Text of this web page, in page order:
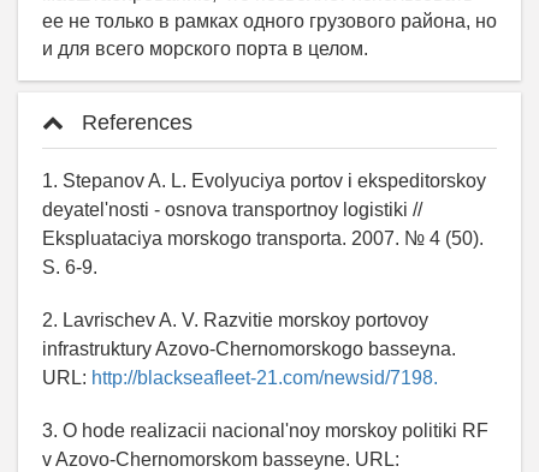
References
1. Stepanov A. L. Evolyuciya portov i ekspeditorskoy
deyatel'nosti - osnova transportnoy logistiki //
Ekspluataciya morskogo transporta. 2007. № 4 (50).
S. 6-9.
2. Lavrischev A. V. Razvitie morskoy portovoy
infrastruktury Azovo-Chernomorskogo basseyna.
URL: http://blackseafleet-21.com/newsid/7198.
3. O hode realizacii nacional'noy morskoy politiki RF
v Azovo-Chernomorskom basseyne. URL: